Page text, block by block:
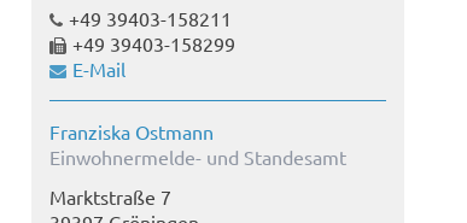
+49 39403-158211
+49 39403-158299
E-Mail
Franziska Ostmann
Einwohnermelde- und Standesamt
Marktstraße 7